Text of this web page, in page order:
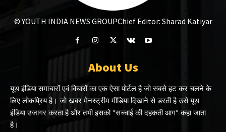
© YOUTH INDIA NEWS GROUPChief Editor: Sharad Katiyar
About Us
यूथ इंडिया समाचारों एवं विचारों का एक ऐसा पोर्टल है जो सबसे हट कर चलने के
लिए लोकप्रिय है। जो खबर मेनस्ट्रीम मीडिया दिखाने से डरती है उसे यूथ
इंडिया उजागर करता है और तभी इसको "सच्चाई की दहकती आग" कहा जाता
है।